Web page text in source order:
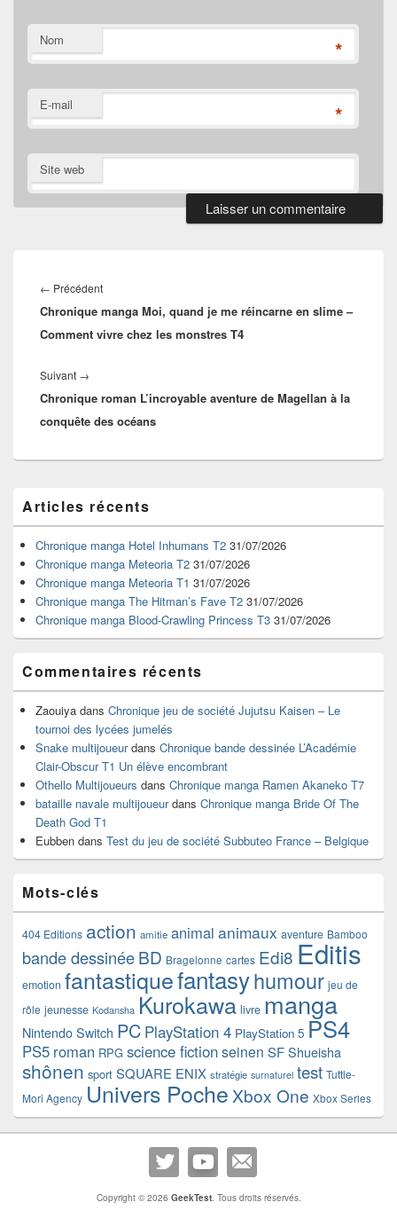
Nom *
E-mail *
Site web
de
l’article
← PrécédentArticle
précédent :
Chronique manga Moi, quand je me réincarne en slime –
Comment vivre chez les monstres T4
Suivant →
suivant :
Chronique roman L’incroyable aventure de Magellan à la
conquête des océans
principale
de
widget
pour
barre
latérale
Articles récents
Chronique manga Hotel Inhumans T2 31/07/2026
Chronique manga Meteoria T2 31/07/2026
Chronique manga Meteoria T1 31/07/2026
Chronique manga The Hitman’s Fave T2 31/07/2026
Chronique manga Blood-Crawling Princess T3 31/07/2026
Commentaires récents
Zaouiya dans Chronique jeu de société Jujutsu Kaisen – Le
tournoi des lycées jumelés
Snake multijoueurdans Chronique bande dessinée L’Académie
Clair-Obscur T1 Un élève encombrant
Othello Multijoueurs dans Chronique manga Ramen Akaneko T7
bataille navale multijoueurdans Chronique manga Bride Of The
Death God T1
Eubben dans Test du jeu de société Subbuteo France – Belgique
Mots-clés
404 Editions action amitie animal animaux aventure Bamboo
bande dessinéeBD Bragelonne cartes Edi8 Editis
emotion fantastiquefantasyhumour jeu de
rôle jeunesse Kodansha Kurokawa livre manga
Nintendo Switch PC PlayStation 4 PlayStation 5 PS4
PS5 roman RPG science fictionseinen SF Shueisha
shônen sport SQUARE ENIX stratégie surnaturel test Tuttle-
Mori Agency Univers PocheXbox One Xbox Series
Copyright © 2026 GeekTest. Tous droits réservés.